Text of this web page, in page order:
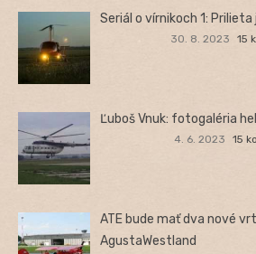
Seriál o vírnikoch 1:
30. 8. 2023 15
Ľuboš Vnuk: fotogaléria
4. 6. 2023 15
ATE bude mať dva nové
AgustaWestland